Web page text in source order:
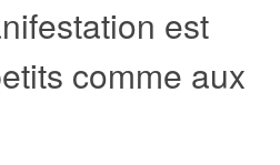
est
comme aux